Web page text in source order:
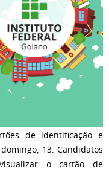
de identificação e
13. Candidatos
o cartão de